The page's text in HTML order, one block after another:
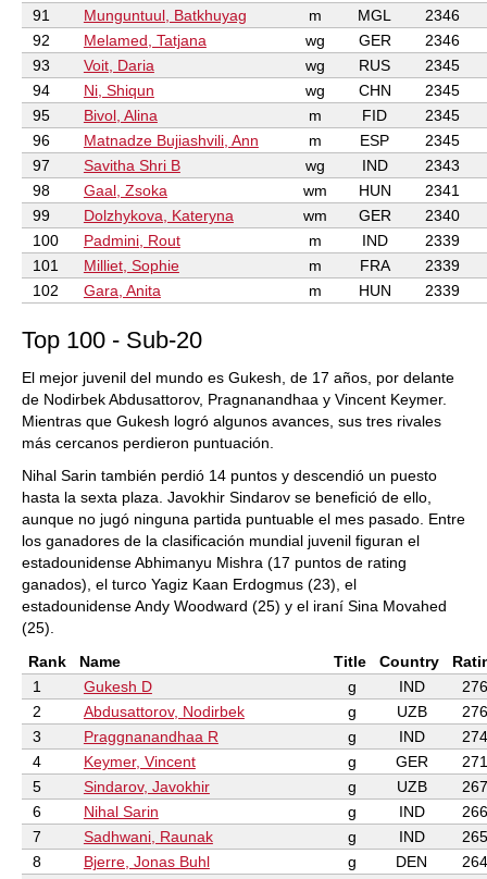
91
Munguntuul, Batkhuyag m MGL
2346
92
Melamed, Tatjana wg GER
2346
93
Voit, Daria wg RUS
2345
94
Ni, Shiqun wg CHN
2345
95
Bivol, Alina m FID
2345
96
Matnadze Bujiashvili, Ann m ESP
2345
97
Savitha Shri B wg IND
2343
98
Gaal, Zsoka wm HUN
2341
99
Dolzhykova, Kateryna wm GER
2340
100
Padmini, Rout m IND
2339
101
Milliet, Sophie m FRA
2339
102
Gara, Anita m HUN 2339
Top 100 - Sub-20
El mejor juvenil del mundo es Gukesh, de 17 años, por delante
de Nodirbek Abdusattorov, Pragnanandhaa y Vincent Keymer.
Mientras que Gukesh logró algunos avances, sus tres rivales
más cercanos perdieron puntuación.
Nihal Sarin también perdió 14 puntos y descendió un puesto
hasta la sexta plaza. Javokhir Sindarov se benefició de ello,
aunque no jugó ninguna partida puntuable el mes pasado. Entre
los ganadores de la clasificación mundial juvenil figuran el
estadounidense Abhimanyu Mishra (17 puntos de rating
ganados), el turco Yagiz Kaan Erdogmus (23), el
estadounidense Andy Woodward (25) y el iraní Sina Movahed
(25).
Rank
Name Title Country
1
Gukesh D g IND
2
Abdusattorov, Nodirbek g UZB
3
Praggnanandhaa R g IND
4
Keymer, Vincent g GER
5
Sindarov, Javokhir g UZB
6
Nihal Sarin g IND
7
Sadhwani, Raunak g IND
8
Bjerre, Jonas Buhl g DEN